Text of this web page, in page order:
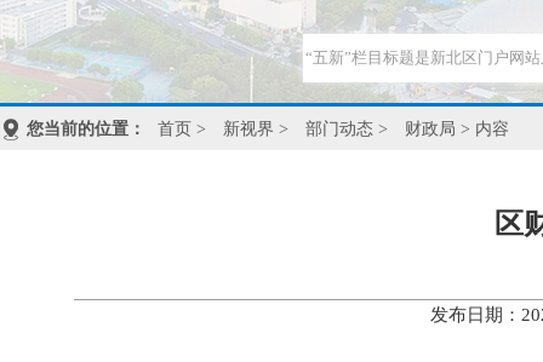
您当前的位置： 首页 > 新视界 > 部门动态 > 财政局 > 内容
区
发布日期：